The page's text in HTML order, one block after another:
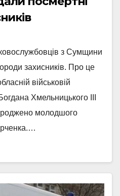
з Сумщини
захисників. Про це
військовій
Хмельницького IIІ
молодшого